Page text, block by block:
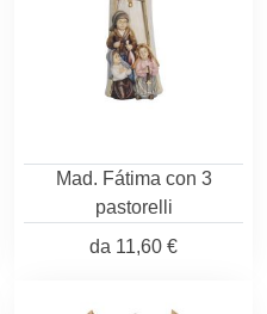
Mad. Fátima con 3
pastorelli
da 11,60 €